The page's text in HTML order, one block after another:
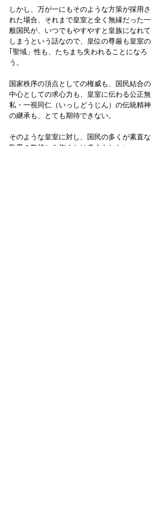
しかし、万が一にもそのような方策が採用さ
れた場合、それまで皇室と全く無縁だった一
般国民が、いつでもやすやすと皇族になれて
しまうという話なので、皇位の尊厳も皇室の
｢聖域」性も、たちまち失われることになろ
う。
国家秩序の頂点としての権威も、国民結合の
中心としての求心力も、皇室に伝わる公正無
私・一視同仁（いっしどうじん）の伝統精神
の継承も、とても期待できない。
そのような皇室に対し、国民の多くが素直な
敬愛の気持ちを抱くとは考えられない。